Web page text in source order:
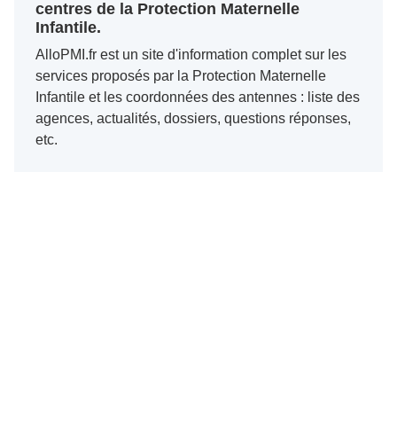
centres de la Protection Maternelle
Infantile.
AlloPMI.fr est un site d'information complet sur les
services proposés par la Protection Maternelle
Infantile et les coordonnées des antennes : liste des
agences, actualités, dossiers, questions réponses,
etc.